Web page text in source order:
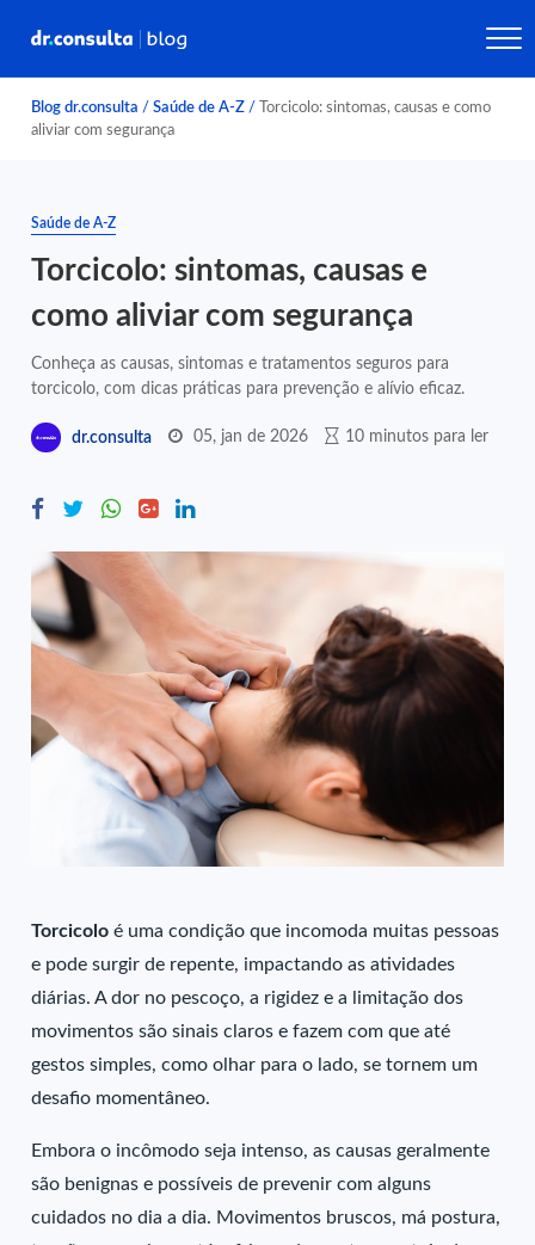
Blog dr.consulta / Saúde de A-Z /
Torcicolo: sintomas, causas e como
aliviar com segurança
Saúde de A-Z
Torcicolo: sintomas, causas e
como aliviar com segurança
Conheça as causas, sintomas e tratamentos seguros para
torcicolo, com dicas práticas para prevenção e alívio eficaz.
dr.consulta 05, jan de 2026 10 minutos para ler
Torcicolo é uma condição que incomoda muitas pessoas
e pode surgir de repente, impactando as atividades
diárias. A dor no pescoço, a rigidez e a limitação dos
movimentos são sinais claros e fazem com que até
gestos simples, como olhar para o lado, se tornem um
desafio momentâneo.
Embora o incômodo seja intenso, as causas geralmente
são benignas e possíveis de prevenir com alguns
cuidados no dia a dia. Movimentos bruscos, má postura,